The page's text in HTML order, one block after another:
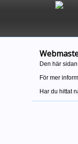
Den här
För mer
Har du hittat